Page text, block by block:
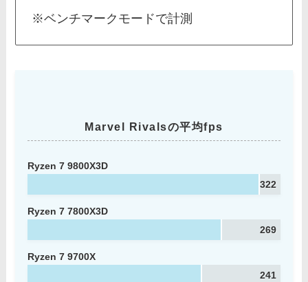
※ベンチマークモードで計測
Marvel Rivalsの平均fps
Ryzen 7 9800X3D
322
Ryzen 7 7800X3D
269
Ryzen 7 9700X
241